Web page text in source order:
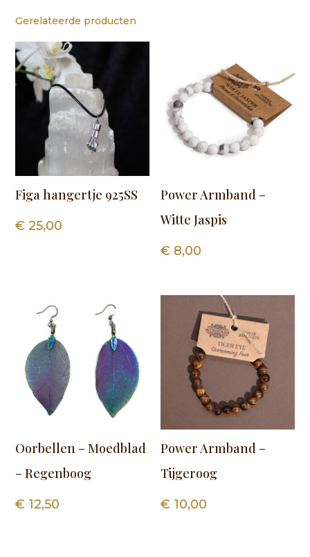
Gerelateerde producten
Figa hangertje 925SS
€ 25,00
Power Armband –
Witte Jaspis
€ 8,00
Oorbellen – Moedblad
– Regenboog
€ 12,50
Power Armband –
Tijgeroog
€ 10,00